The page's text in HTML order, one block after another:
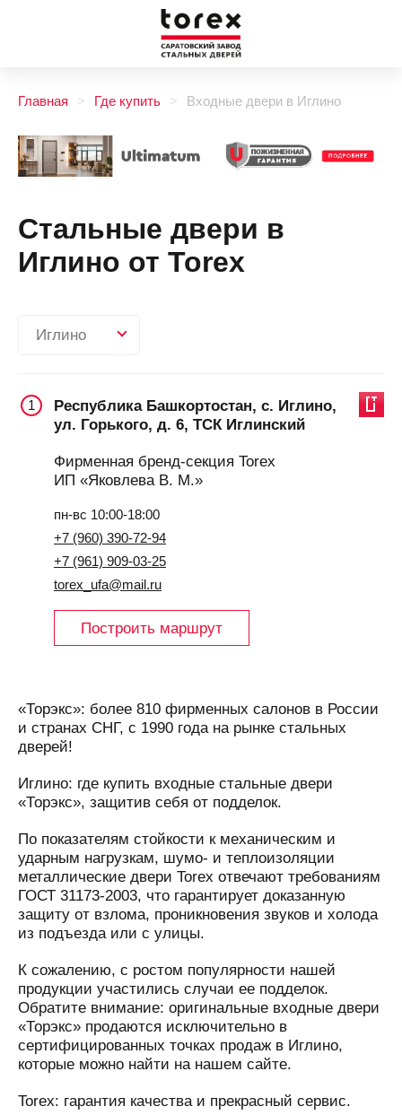
Главная Где купить Входные двери в Иглино
Стальные двери в
Иглино от Torex
Иглино
1
Республика Башкортостан, с. Иглино,
ул. Горького, д. 6, ТСК Иглинский
Фирменная бренд-секция Torex
ИП «Яковлева В. М.»
пн-вс 10:00-18:00
+7 (960) 390-72-94
+7 (961) 909-03-25
torex_ufa@mail.ru
Построить маршрут
«Торэкс»: более 810 фирменных салонов в России
и странах СНГ, с 1990 года на рынке стальных
дверей!
Иглино: где купить входные стальные двери
«Торэкс», защитив себя от подделок.
По показателям стойкости к механическим и
ударным нагрузкам, шумо- и теплоизоляции
металлические двери Torex отвечают требованиям
ГОСТ 31173-2003, что гарантирует доказанную
защиту от взлома, проникновения звуков и холода
из подъезда или с улицы.
К сожалению, с ростом популярности нашей
продукции участились случаи ее подделок.
Обратите внимание: оригинальные входные двери
«Торэкс» продаются исключительно в
сертифицированных точках продаж в Иглино,
которые можно найти на нашем сайте.
Torex: гарантия качества и прекрасный сервис.